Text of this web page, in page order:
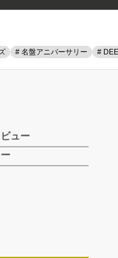
# 名盤アニバーサリー #
ュー